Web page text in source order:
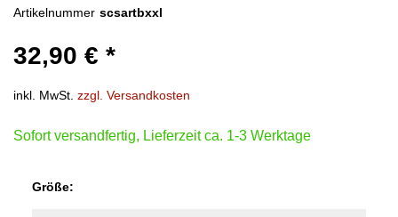
Artikelnummer scsartbxxl
32,90 € *
inkl. MwSt. zzgl. Versandkosten
Sofort versandfertig, Lieferzeit ca. 1-3 Werktage
Größe: